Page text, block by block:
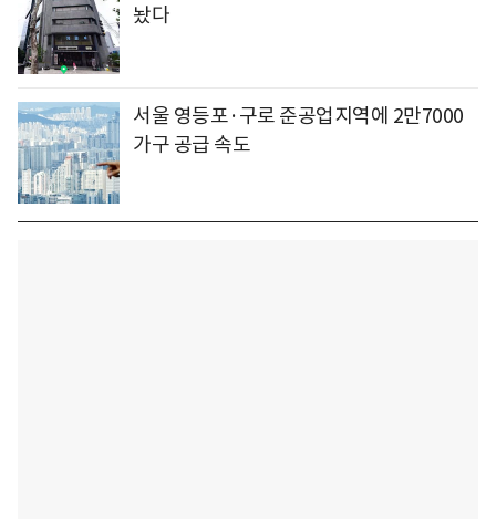
놨다
서울 영등포·구로 준공업지역에 2만7000
가구 공급 속도